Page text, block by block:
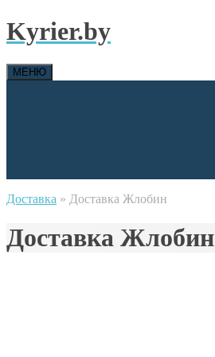
Kyrier.by
МЕНЮ
Доставка » Доставка Жлобин
Доставка Жлобин